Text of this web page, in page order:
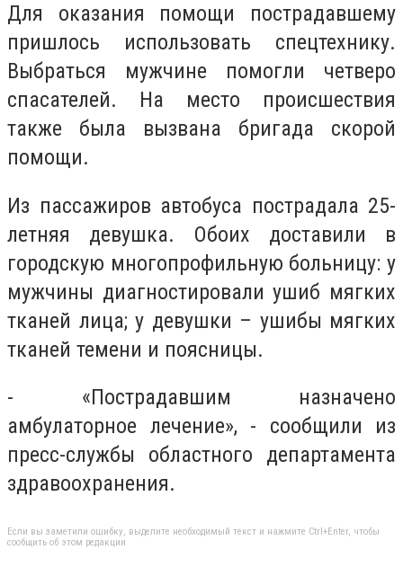
Для оказания помощи пострадавшему
пришлось использовать спецтехнику.
Выбраться мужчине помогли четверо
спасателей. На место происшествия
также была вызвана бригада скорой
помощи.
Из пассажиров автобуса пострадала 25-
летняя девушка. Обоих доставили в
городскую многопрофильную больницу: у
мужчины диагностировали ушиб мягких
тканей лица; у девушки – ушибы мягких
тканей темени и поясницы.
- «Пострадавшим назначено
амбулаторное лечение», - сообщили из
пресс-службы областного департамента
здравоохранения.
Если вы заметили ошибку, выделите необходимый текст и нажмите Ctrl+Enter, чтобы
сообщить об этом редакции